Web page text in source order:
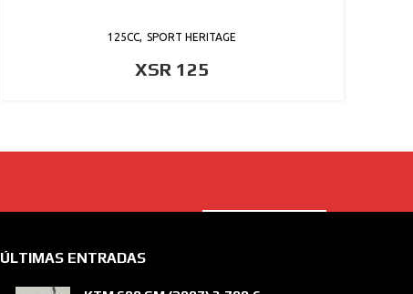
125CC SPORT HERITAGE
XSR 125
ÚLTIMAS ENTRADAS